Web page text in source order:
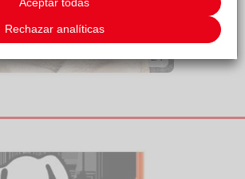
2/4
Rechazar analíticas